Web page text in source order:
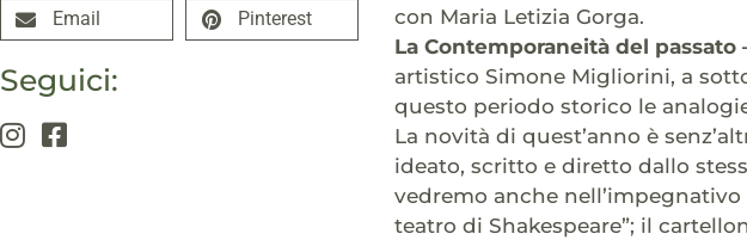
Email Pinterest
Seguici:
con Maria Letizia Gorga.
La Contemporaneità del
artistico Simone Migliorini, a
questo periodo storico le
La novità di quest’anno è
ideato, scritto e diretto dallo
vedremo anche
teatro di Shakespeare”; il